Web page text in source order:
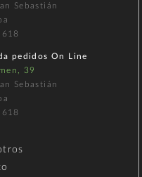
Sebastián
pedidos On Line
39
Sebastián